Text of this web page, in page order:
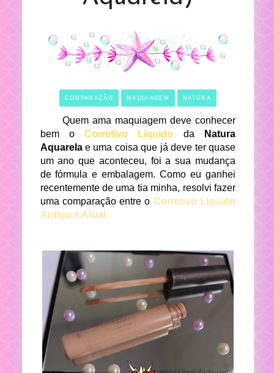
COMPARAÇÃO MAQUIAGEM NATURA
Quem ama maquiagem deve conhecer
bem oCorretivo Líquido da Natura
Aquarelae uma coisa que já deve ter quase
um ano que aconteceu, foi a sua mudança
de fórmula e embalagem. Como eu ganhei
recentemente de uma tia minha, resolvi fazer
uma comparação entre o Corretivo Líquido
Antigo x Atual.